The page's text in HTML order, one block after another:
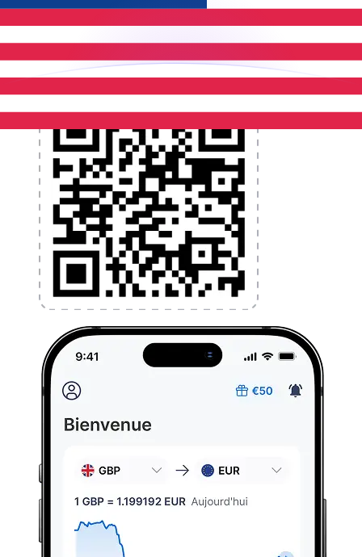
l'argent à l'étranger sans frais cachés. Téléchargez
l'application dès aujourd'hui !